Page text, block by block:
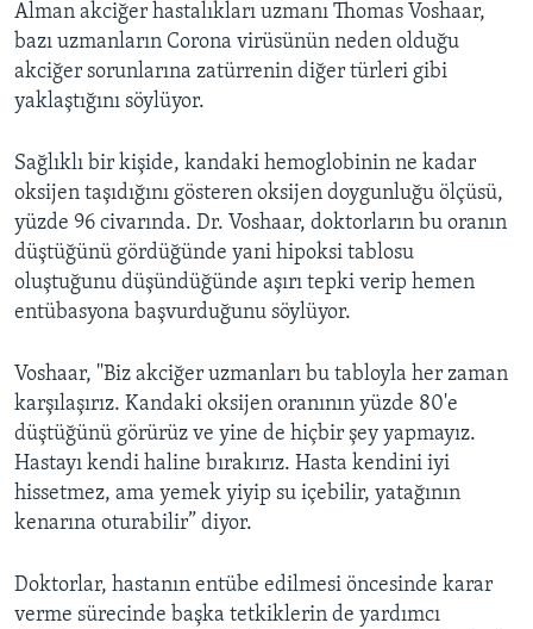
Alman akciğer hastalıkları uzmanı Thomas Voshaar,
bazı uzmanların Corona virüsünün neden olduğu
akciğer sorunlarına zatürrenin diğer türleri gibi
yaklaştığını söylüyor.
Sağlıklı bir kişide, kandaki hemoglobinin ne kadar
oksijen taşıdığını gösteren oksijen doygunluğu ölçüsü,
yüzde 96 civarında. Dr. Voshaar, doktorların bu oranın
düştüğünü gördüğünde yani hipoksi tablosu
oluştuğunu düşündüğünde aşırı tepki verip hemen
entübasyona başvurduğunu söylüyor.
Voshaar, ''Biz akciğer uzmanları bu tabloyla her zaman
karşılaşırız. Kandaki oksijen oranının yüzde 80'e
düştüğünü görürüz ve yine de hiçbir şey yapmayız.
Hastayı kendi haline bırakırız. Hasta kendini iyi
hissetmez, ama yemek yiyip su içebilir, yatağının
kenarına oturabilir” diyor.
Doktorlar, hastanın entübe edilmesi öncesinde karar
verme sürecinde başka tetkiklerin de yardımcı